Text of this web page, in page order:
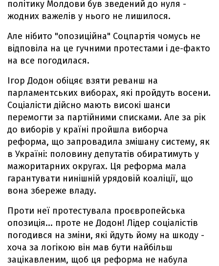
політику Молдови був зведений до нуля -
жодних важелів у нього не лишилося.
Але нібито "опозиційна" Соцпартія чомусь не
відповіла на це гучними протестами і де-факто
на все погодилася.
Ігор Додон обіцяє взяти реванш на
парламентських виборах, які пройдуть восени.
Соціалісти дійсно мають високі шанси
перемогти за партійними списками. Але за рік
до виборів у країні пройшла виборча
реформа, що запровадила змішану систему, як
в Україні: половину депутатів обиратимуть у
мажоритарних округах. Ця реформа мала
гарантувати нинішній урядовій коаліції, що
вона збереже владу.
Проти неї протестувала проєвропейська
опозиція... проте не Додон! Лідер соціалістів
погодився на зміни, якi йдуть йому на шкоду -
хоча за логікою він мав бути найбільш
зацікавленим, щоб ця реформа не набула